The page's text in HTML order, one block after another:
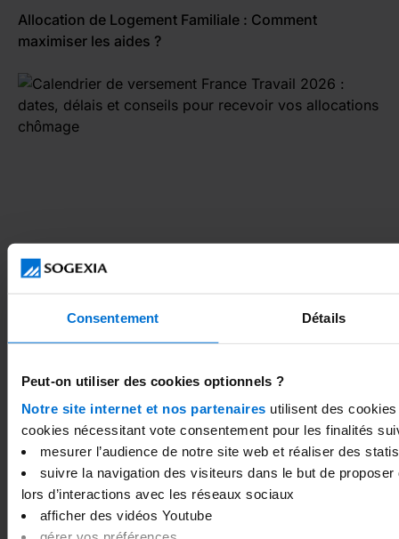
Consentement Détails
Peut-on utiliser des cookies optionnels ?
Notre site internet et nos partenaires utilisent des
cookies nécessitant vote consentement pour les finalités
mesurer l’audience de notre site web et réaliser des
suivre la navigation des visiteurs dans le but de
lors d’interactions avec les réseaux sociaux
afficher des vidéos Youtube
Allocation de Logement Familiale : Comment
maximiser les aides ?
Calendrier de versement France Travail 2026 : dates,
délais et conseils pour recevoir vos allocations
chômage